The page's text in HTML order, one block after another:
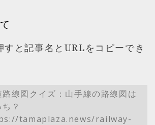
すと記事名とURLをコピーでき
路線図クイズ：山手線の路線図は
？
tamaplaza.news/railway-